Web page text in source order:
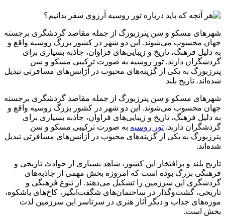
شهرهای مسکو و سن پترزبورگ از جمله مقاصد گردشگری برجسته
جهان محسوب می‌شوند. این دو شهر در کشور بزرگ روسیه واقع و
به دلیل فرهنگ، تاریخ و زیبایی‌های فراوان، جاذبه بسیاری برای
گردشگران دارند. تور روسیه به صورت ترکیبی مسکو و سن
پترزبورگ به یکی از گزینه‌های محبوب در آژانس‌های مسافرتی تبدیل
شده‌اند. تاریخ بلند
شهرهای مسکو و سن پترزبورگ از جمله مقاصد گردشگری برجسته
جهان محسوب می‌شوند. این دو شهر در کشور بزرگ روسیه واقع و
به دلیل فرهنگ، تاریخ و زیبایی‌های فراوان، جاذبه بسیاری برای
گردشگران دارند. تور روسیه به صورت ترکیبی مسکو و سن
پترزبورگ به یکی از گزینه‌های محبوب در آژانس‌های مسافرتی تبدیل
شده‌اند.
تاریخ بلند و پرافتخار این کشور، شاهد بسیاری از حوادث تاریخی و
فرهنگی بزرگ بوده است که امروزه بخش مهمی از جاذبه‌های
گردشگری این سرزمین را تشکیل می‌دهند. از تنوع فرهنگی و
تاریخی، گشت‌وگذار در ساختمان‌های شگفت‌انگیز، کاخ‌های باشکوه،
موزه‌های جذاب و دیگر آثار هنری در سرتاسر این سرزمین لذت
بخش است.